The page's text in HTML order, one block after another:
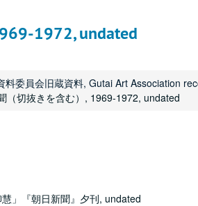
1972, undated
料委員会旧蔵資料, Gutai Art Association
（切抜きを含む）, 1969-1972, undated
」『朝日新聞』夕刊, undated